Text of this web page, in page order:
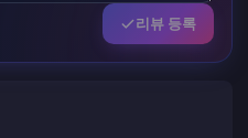
리뷰 등록